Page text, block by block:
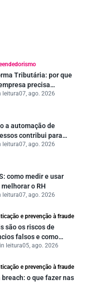
Tributária: por que
precisa
a se preparar
leitura07, ago. 2026
a automação de
contribui para
pública mais
leitura07, ago. 2026
como medir e usar
o RH
leitura07, ago. 2026
e prevenção à fraude
são os riscos de
falsos e como
seu negócio?
leitura05, ago. 2026
e prevenção à fraude
breach: o que fazer nas